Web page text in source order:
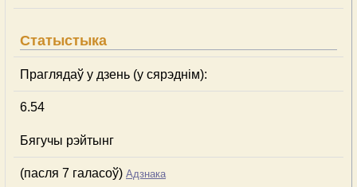
Статыстыка
Праглядаў у дзень (у сярэднім):
6.54
Бягучы рэйтынг
(пасля 7 галасоў) Адзнака